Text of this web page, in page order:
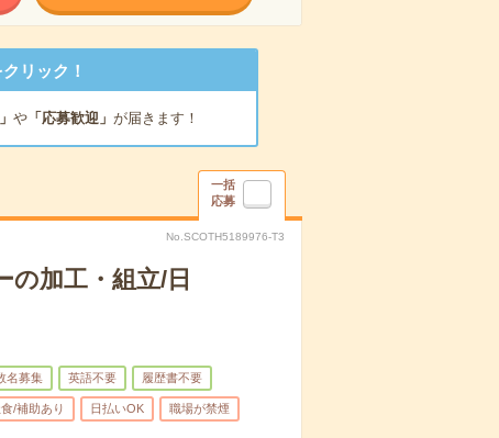
リック！
や「応募歓迎」 が届きます！
一括
応募
No.SCOTH5189976-T3
の加工・組立/日
名募集 英語不要 履歴書不要
/補助あり 日払いOK 職場が禁煙